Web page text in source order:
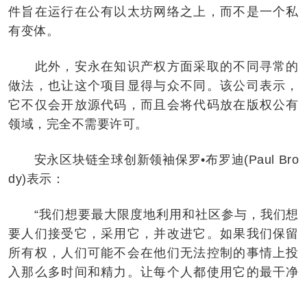
件旨在运行在公有以太坊网络之上，而不是一个私
有变体。
此外，安永在知识产权方面采取的不同寻常的
做法，也让这个项目显得与众不同。该公司表示，
它不仅会开放源代码，而且会将代码放在版权公有
领域，完全不需要许可。
安永区块链全球创新领袖保罗•布罗迪(Paul Bro
dy)表示：
“我们想要最大限度地利用和社区参与，我们想
要人们接受它，采用它，并改进它。如果我们保留
所有权，人们可能不会在他们无法控制的事情上投
入那么多时间和精力。让每个人都使用它的最干净